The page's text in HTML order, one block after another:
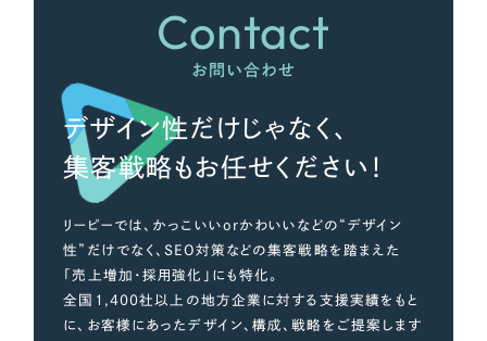
Contact
お問い合わせ
デザイン性だけじゃなく、
集客戦略もお任せください！
リーピーでは、かっこいいorかわいいなどの“デザイン
性”だけでなく、SEO対策などの集客戦略を踏まえた
「売上増加・採用強化」にも特化。
全国1,400社以上の地方企業に対する支援実績をもと
に、お客様にあったデザイン、構成、戦略をご提案します